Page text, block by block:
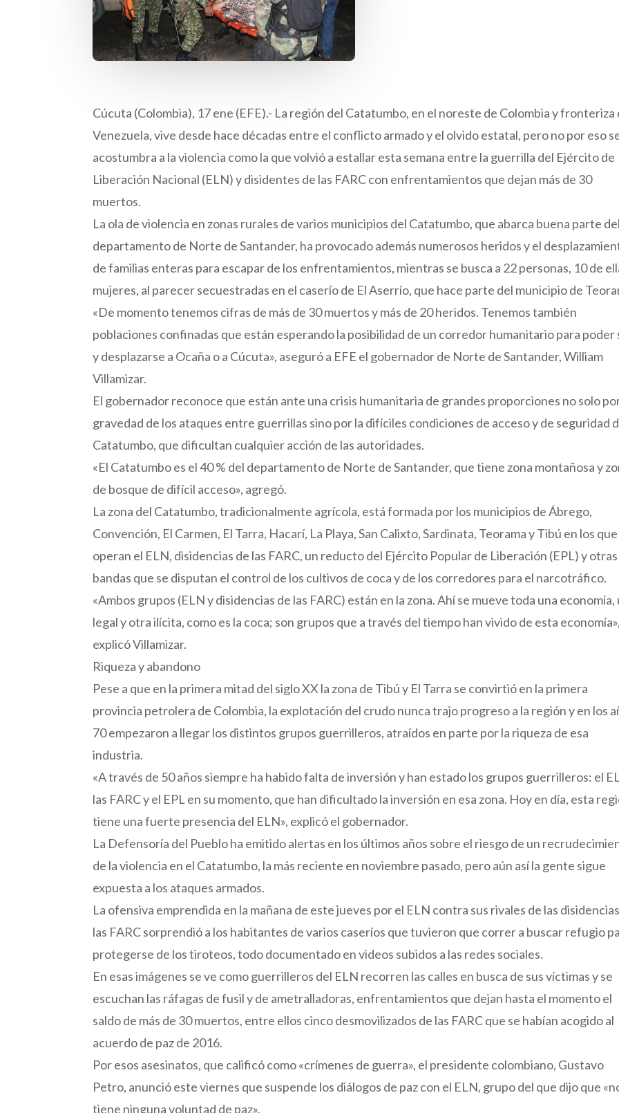
Cúcuta (Colombia), 17 ene (EFE).- La región del Catatumbo, en el noreste de Colombia y fronteriza
Venezuela, vive desde hace décadas entre el conflicto armado y el olvido estatal, pero no por eso
acostumbra a la violencia como la que volvió a estallar esta semana entre la guerrilla del Ejército de
Liberación Nacional (ELN) y disidentes de las FARC con enfrentamientos que dejan más de 30
muertos.
La ola de violencia en zonas rurales de varios municipios del Catatumbo, que abarca buena parte del
departamento de Norte de Santander, ha provocado además numerosos heridos y el
de familias enteras para escapar de los enfrentamientos, mientras se busca a 22 personas, 10 de
mujeres, al parecer secuestradas en el caserío de El Aserrío, que hace parte del municipio de
«De momento tenemos cifras de más de 30 muertos y más de 20 heridos. Tenemos también
poblaciones confinadas que están esperando la posibilidad de un corredor humanitario para poder
y desplazarse a Ocaña o a Cúcuta», aseguró a EFE el gobernador de Norte de Santander, William
Villamizar.
El gobernador reconoce que están ante una crisis humanitaria de grandes proporciones no solo
gravedad de los ataques entre guerrillas sino por la difíciles condiciones de acceso y de seguridad
Catatumbo, que dificultan cualquier acción de las autoridades.
«El Catatumbo es el 40 % del departamento de Norte de Santander, que tiene zona montañosa y
de bosque de difícil acceso», agregó.
La zona del Catatumbo, tradicionalmente agrícola, está formada por los municipios de Ábrego,
Convención, El Carmen, El Tarra, Hacarí, La Playa, San Calixto, Sardinata, Teorama y Tibú en los que
operan el ELN, disidencias de las FARC, un reducto del Ejército Popular de Liberación (EPL) y otras
bandas que se disputan el control de los cultivos de coca y de los corredores para el narcotráfico.
«Ambos grupos (ELN y disidencias de las FARC) están en la zona. Ahí se mueve toda una economía,
legal y otra ilícita, como es la coca; son grupos que a través del tiempo han vivido de esta economía»,
explicó Villamizar.
Riqueza y abandono
Pese a que en la primera mitad del siglo XX la zona de Tibú y El Tarra se convirtió en la primera
provincia petrolera de Colombia, la explotación del crudo nunca trajo progreso a la región y en los
70 empezaron a llegar los distintos grupos guerrilleros, atraídos en parte por la riqueza de esa
industria.
«A través de 50 años siempre ha habido falta de inversión y han estado los grupos guerrilleros: el
las FARC y el EPL en su momento, que han dificultado la inversión en esa zona. Hoy en día, esta
tiene una fuerte presencia del ELN», explicó el gobernador.
La Defensoría del Pueblo ha emitido alertas en los últimos años sobre el riesgo de un
de la violencia en el Catatumbo, la más reciente en noviembre pasado, pero aún así la gente sigue
expuesta a los ataques armados.
La ofensiva emprendida en la mañana de este jueves por el ELN contra sus rivales de las
las FARC sorprendió a los habitantes de varios caseríos que tuvieron que correr a buscar refugio
protegerse de los tiroteos, todo documentado en videos subidos a las redes sociales.
En esas imágenes se ve como guerrilleros del ELN recorren las calles en busca de sus víctimas y se
escuchan las ráfagas de fusil y de ametralladoras, enfrentamientos que dejan hasta el momento el
saldo de más de 30 muertos, entre ellos cinco desmovilizados de las FARC que se habían acogido al
acuerdo de paz de 2016.
Por esos asesinatos, que calificó como «crímenes de guerra», el presidente colombiano, Gustavo
Petro, anunció este viernes que suspende los diálogos de paz con el ELN, grupo del que dijo que
tiene ninguna voluntad de paz».